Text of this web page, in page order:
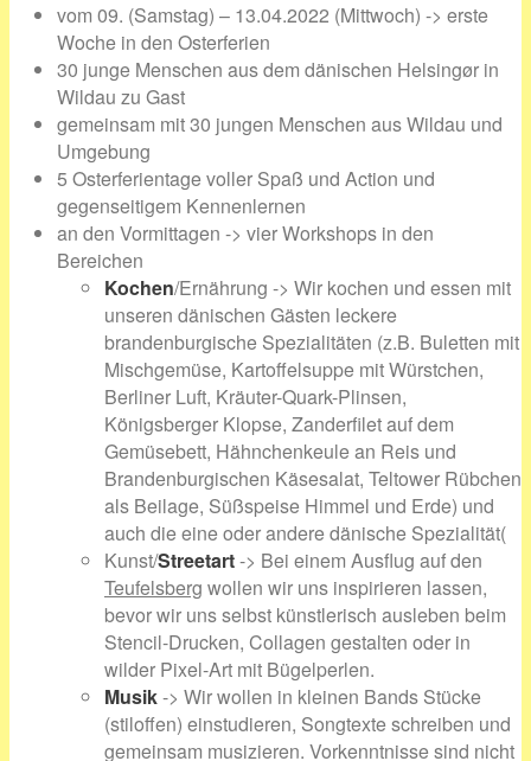
vom 09. (Samstag) – 13.04.2022 (Mittwoch) -> erste
Woche in den Osterferien
30 junge Menschen aus dem dänischen Helsingør in
Wildau zu Gast
gemeinsam mit 30 jungen Menschen aus Wildau und
Umgebung
5 Osterferientage voller Spaß und Action und
gegenseitigem Kennenlernen
an den Vormittagen -> vier Workshops in den
Bereichen
Kochen/Ernährung -> Wir kochen und essen mit
unseren dänischen Gästen leckere
brandenburgische Spezialitäten (z.B. Buletten mit
Mischgemüse, Kartoffelsuppe mit Würstchen,
Berliner Luft, Kräuter-Quark-Plinsen,
Königsberger Klopse, Zanderfilet auf dem
Gemüsebett, Hähnchenkeule an Reis und
Brandenburgischen Käsesalat, Teltower Rübchen
als Beilage, Süßspeise Himmel und Erde) und
auch die eine oder andere dänische Spezialität(
Kunst/Streetart-> Bei einem Ausflug auf den
Teufelsberg wollen wir uns inspirieren lassen,
bevor wir uns selbst künstlerisch ausleben beim
Stencil-Drucken, Collagen gestalten oder in
wilder Pixel-Art mit Bügelperlen.
Musik-> Wir wollen in kleinen Bands Stücke
(stiloffen) einstudieren, Songtexte schreiben und
gemeinsam musizieren. Vorkenntnisse sind nicht